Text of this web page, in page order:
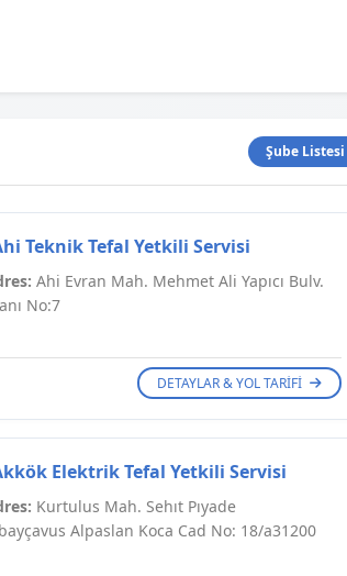
Şube Listesi
Teknik Tefal Yetkili Servisi
Ahi Evran Mah. Mehmet Ali Yapıcı Bulv.
No:7
DETAYLAR & YOL TARIFI
Elektrik Tefal Yetkili Servisi
Kurtulus Mah. Sehıt Pıyade
Alpaslan Koca Cad No: 18/a31200